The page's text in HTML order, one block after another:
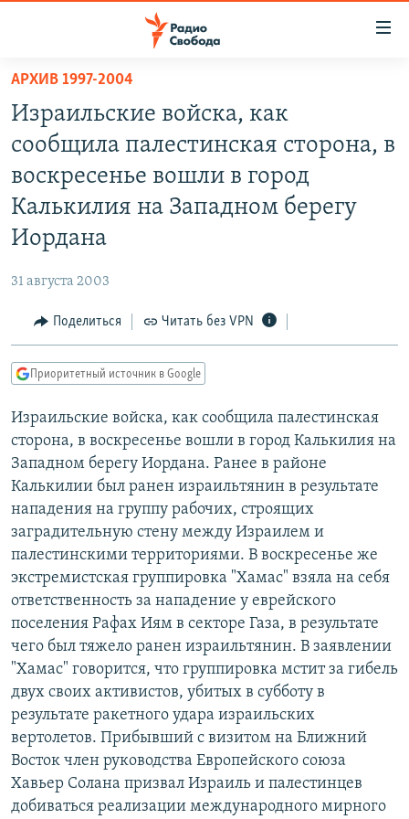
упрощенного
доступа
Вернуться
основному
содержанию
Вернутся
главной
навигации
Вернутся
поиску
ПОДКАСТЫ
ЦИТАТЫ СВОБОДЫ
МНЕНИЯ
IDEL.РЕАЛИИ
КАВКАЗ.РЕАЛИИ
СЕВЕР.РЕАЛИИ
РАСПИСАНИЕ ВЕЩАНИЯ
ПОДПИШИТЕСЬ НА РАССЫЛКУ
СОЦИАЛЬНЫЕ СЕТИ
Все сайты РСЕ/РС
АРХИВ 1997-2004
Израильские войска, как
сообщила палестинская сторона, в
воскресенье вошли в город
Калькилия на Западном берегу
Иордана
31 августа 2003
Поделиться Читать без VPN
Приоритетный источник в Google
Израильские войска, как сообщила палестинская
сторона, в воскресенье вошли в город Калькилия на
Западном берегу Иордана. Ранее в районе
Калькилии был ранен израильтянин в результате
нападения на группу рабочих, строящих
заградительную стену между Израилем и
палестинскими территориями. В воскресенье же
экстремистская группировка "Хамас" взяла на себя
ответственность за нападение у еврейского
поселения Рафах Иям в секторе Газа, в результате
чего был тяжело ранен израильтянин. В заявлении
"Хамас" говорится, что группировка мстит за гибель
двух своих активистов, убитых в субботу в
результате ракетного удара израильских
вертолетов. Прибывший с визитом на Ближний
Восток член руководства Европейского союза
Хавьер Солана призвал Израиль и палестинцев
добиваться реализации международного мирного